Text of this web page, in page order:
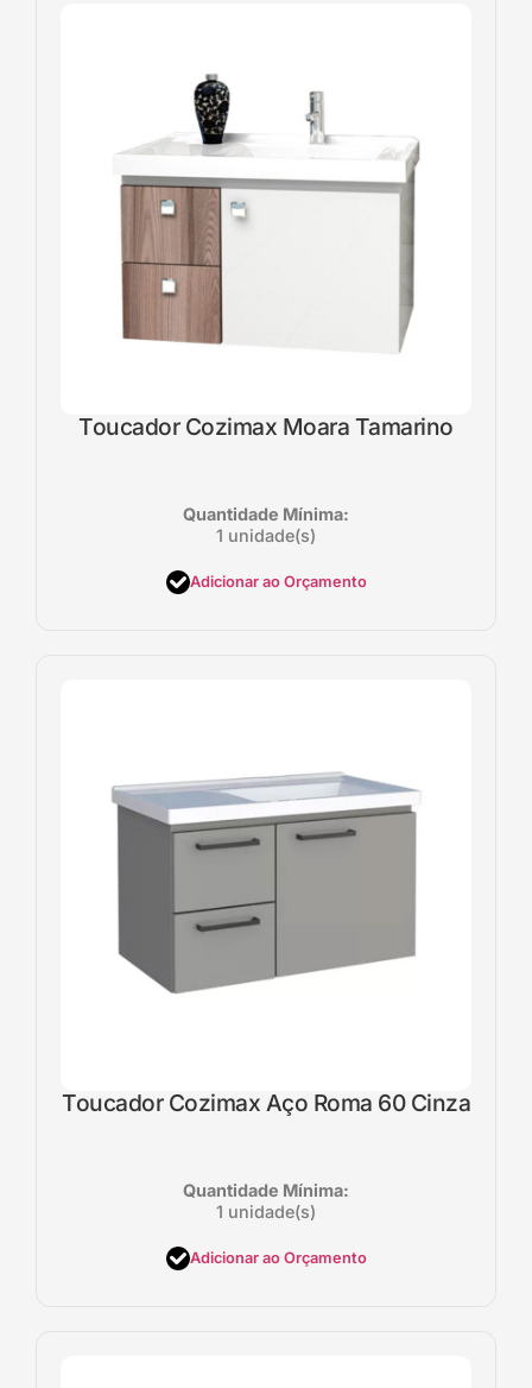
Toucador Cozimax Moara Tamarino
Quantidade Mínima:
1 unidade(s)
Adicionar ao Orçamento
Toucador Cozimax Aço Roma 60 Cinza
Quantidade Mínima:
1 unidade(s)
Adicionar ao Orçamento